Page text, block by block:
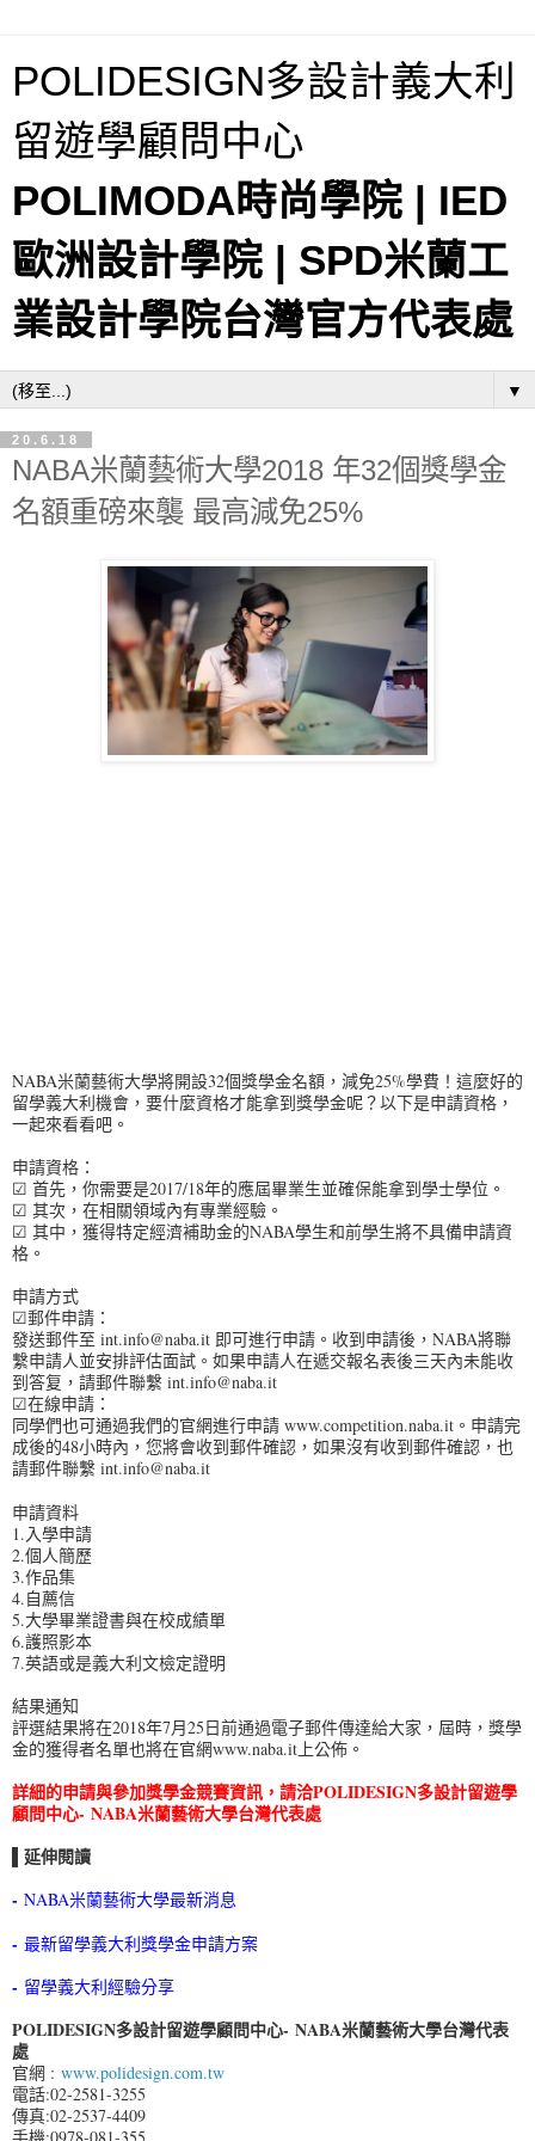
POLIDESIGN多設計義大利
留遊學顧問中心
POLIMODA時尚學院 | IED
歐洲設計學院 | SPD米蘭工
業設計學院台灣官方代表處
▼
20.6.18
NABA米蘭藝術大學2018 年32個獎學金
名額重磅來襲 最高減免25%
NABA米蘭藝術大學將開設32個獎學金名額，減免25%學費！這麼好的
留學義大利機會，要什麼資格才能拿到獎學金呢？以下是申請資格，
一起來看看吧。
申請資格：
☑ 首先，你需要是2017/18年的應屆畢業生並確保能拿到學士學位。
☑ 其次，在相關領域內有專業經驗。
☑ 其中，獲得特定經濟補助金的NABA學生和前學生將不具備申請資
格。
申請方式
☑郵件申請：
發送郵件至 int.info@naba.it 即可進行申請。收到申請後，NABA將聯
繫申請人並安排評估面試。如果申請人在遞交報名表後三天內未能收
到答复，請郵件聯繫 int.info@naba.it
☑在線申請：
同學們也可通過我們的官網進行申請 www.competition.naba.it。申請完
成後的48小時內，您將會收到郵件確認，如果沒有收到郵件確認，也
請郵件聯繫 int.info@naba.it
申請資料
1.入學申請
2.個人簡歷
3.作品集
4.自薦信
5.大學畢業證書與在校成績單
6.護照影本
7.英語或是義大利文檢定證明
結果通知
評選結果將在2018年7月25日前通過電子郵件傳達給大家，屆時，獎學
金的獲得者名單也將在官網www.naba.it上公佈。
詳細的申請與參加獎學金競賽資訊，請洽POLIDESIGN多設計留遊學
顧問中心- NABA米蘭藝術大學台灣代表處
▌延伸閱讀
- NABA米蘭藝術大學最新消息
- 最新留學義大利獎學金申請方案
- 留學義大利經驗分享
POLIDESIGN多設計留遊學顧問中心- NABA米蘭藝術大學台灣代表
處
官網 : www.polidesign.com.tw
電話:02-2581-3255
傳真:02-2537-4409